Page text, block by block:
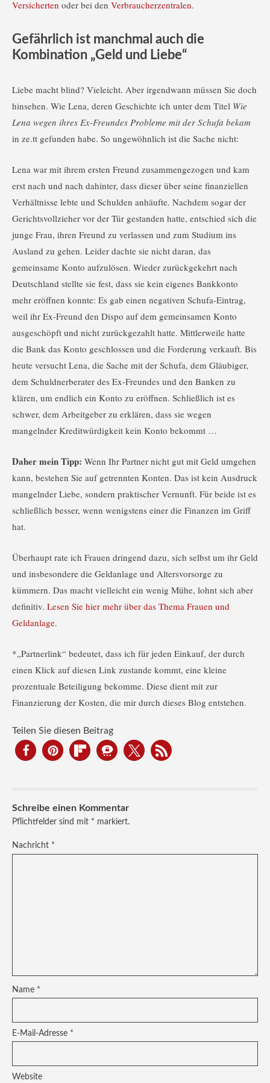
Versicherten oder bei den Verbraucherzentralen.
Gefährlich ist manchmal auch die
Kombination „Geld und Liebe“
Liebe macht blind? Vieleicht. Aber irgendwann müssen Sie doch
hinsehen. Wie Lena, deren Geschichte ich unter dem Titel Wie
Lena wegen ihres Ex-Freundes Probleme mit der Schufa bekam
in ze.tt gefunden habe. So ungewöhnlich ist die Sache nicht:
Lena war mit ihrem ersten Freund zusammengezogen und kam
erst nach und nach dahinter, dass dieser über seine finanziellen
Verhältnisse lebte und Schulden anhäufte. Nachdem sogar der
Gerichtsvollzieher vor der Tür gestanden hatte, entschied sich die
junge Frau, ihren Freund zu verlassen und zum Studium ins
Ausland zu gehen. Leider dachte sie nicht daran, das
gemeinsame Konto aufzulösen. Wieder zurückgekehrt nach
Deutschland stellte sie fest, dass sie kein eigenes Bankkonto
mehr eröffnen konnte: Es gab einen negativen Schufa-Eintrag,
weil ihr Ex-Freund den Dispo auf dem gemeinsamen Konto
ausgeschöpft und nicht zurückgezahlt hatte. Mittlerweile hatte
die Bank das Konto geschlossen und die Forderung verkauft. Bis
heute versucht Lena, die Sache mit der Schufa, dem Gläubiger,
dem Schuldnerberater des Ex-Freundes und den Banken zu
klären, um endlich ein Konto zu eröffnen. Schließlich ist es
schwer, dem Arbeitgeber zu erklären, dass sie wegen
mangelnder Kreditwürdigkeit kein Konto bekommt …
Daher mein Tipp: Wenn Ihr Partner nicht gut mit Geld umgehen
kann, bestehen Sie auf getrennten Konten. Das ist kein Ausdruck
mangelnder Liebe, sondern praktischer Vernunft. Für beide ist es
schließlich besser, wenn wenigstens einer die Finanzen im Griff
hat.
Überhaupt rate ich Frauen dringend dazu, sich selbst um ihr Geld
und insbesondere die Geldanlage und Altersvorsorge zu
kümmern. Das macht vielleicht ein wenig Mühe, lohnt sich aber
definitiv. Lesen Sie hier mehr über das Thema Frauen und
Geldanlage.
*„Partnerlink“ bedeutet, dass ich für jeden Einkauf, der durch
einen Klick auf diesen Link zustande kommt, eine kleine
prozentuale Beteiligung bekomme. Diese dient mit zur
Finanzierung der Kosten, die mir durch dieses Blog entstehen.
Teilen Sie diesen Beitrag
Schreibe einen Kommentar
Pflichtfelder sind mit * markiert.
Nachricht *
Name *
E-Mail-Adresse *
Website